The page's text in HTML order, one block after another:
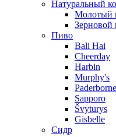
Натуральный
Молотый
Зерновой
Пиво
Bali Hai
Cheerday
Harbin
Murphy's
Sapporo
Švyturys
Gisbelle
Сидр